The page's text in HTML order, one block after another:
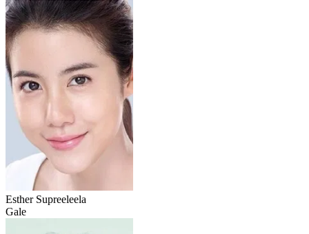
Esther Supreeleela
Gale